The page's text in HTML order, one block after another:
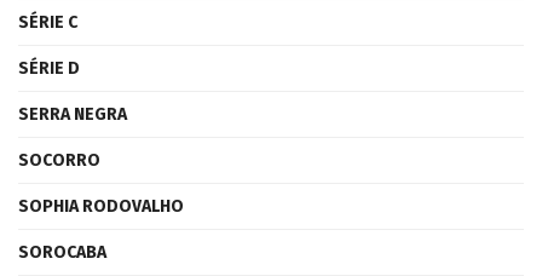
SÉRIE C
SÉRIE D
SERRA NEGRA
SOCORRO
SOPHIA RODOVALHO
SOROCABA